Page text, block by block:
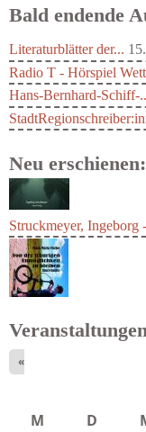
Bald endende
Literaturblätter der...
Radio T - Hörspiel
Hans-Bernhard-Schiff-
Neu erschienen:
Fischer, Frank Maria -
Struckmeyer, Ingeborg -
«
M D